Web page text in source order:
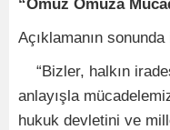
“Omuz Omuza
Açıklamanın sonunda
“Bizler, halkın
anlayışla
hukuk devletini ve